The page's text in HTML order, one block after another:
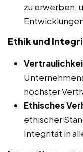
zu erwerben,
Ethik und
höchster
Ethisches
ethischer
Integrität in